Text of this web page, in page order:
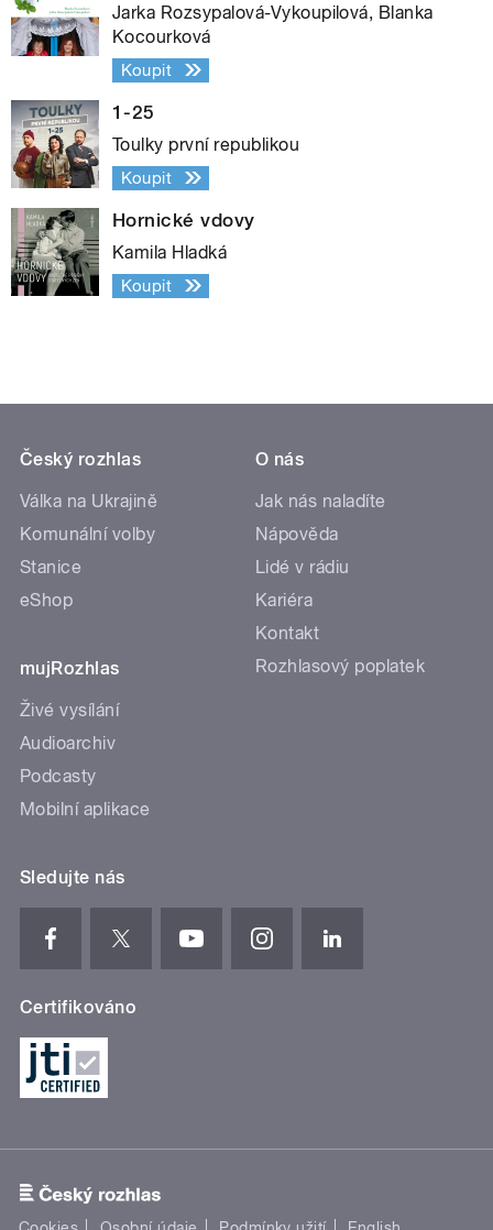
Jarka Rozsypalová-Vykoupilová, Blanka
Kocourková
Koupit
1-25
Toulky první republikou
Koupit
Hornické vdovy
Kamila Hladká
Koupit
Český rozhlas
Válka na Ukrajině
Komunální volby
Stanice
eShop
mujRozhlas
Živé vysílání
Audioarchiv
Podcasty
Mobilní aplikace
O nás
Jak nás naladíte
Nápověda
Lidé v rádiu
Kariéra
Kontakt
Rozhlasový poplatek
Sledujte nás
Certifikováno